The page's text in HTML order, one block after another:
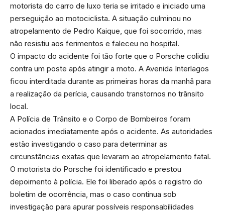
motorista do carro de luxo teria se irritado e iniciado uma
perseguição ao motociclista. A situação culminou no
atropelamento de Pedro Kaique, que foi socorrido, mas
não resistiu aos ferimentos e faleceu no hospital.
O impacto do acidente foi tão forte que o Porsche colidiu
contra um poste após atingir a moto. A Avenida Interlagos
ficou interditada durante as primeiras horas da manhã para
a realização da perícia, causando transtornos no trânsito
local.
A Polícia de Trânsito e o Corpo de Bombeiros foram
acionados imediatamente após o acidente. As autoridades
estão investigando o caso para determinar as
circunstâncias exatas que levaram ao atropelamento fatal.
O motorista do Porsche foi identificado e prestou
depoimento à polícia. Ele foi liberado após o registro do
boletim de ocorrência, mas o caso continua sob
investigação para apurar possíveis responsabilidades